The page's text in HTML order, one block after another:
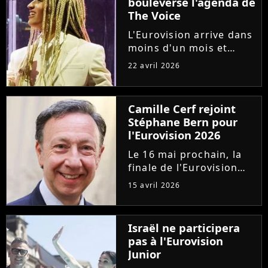
The Voice
L'Eurovision arrive dans
moins d'un mois et
Monroe est l'une des
lui donner toutes ses
chances, deux
émissions concurrents,
"The Voice" et "Les
Traîtres", ont...
22 avril 2026
Camille Cerf rejoint
Stéphane Bern pour
l'Eurovision 2026
Le 16 mai prochain, la
finale de l'Eurovision
2026 sera diffusée en
Télévisions. Pour la
douzième fois,
Stéphane Bern
commentera
l'événement pour la
15 avril 2026
Israël ne participera
pas à l'Eurovision
Junior